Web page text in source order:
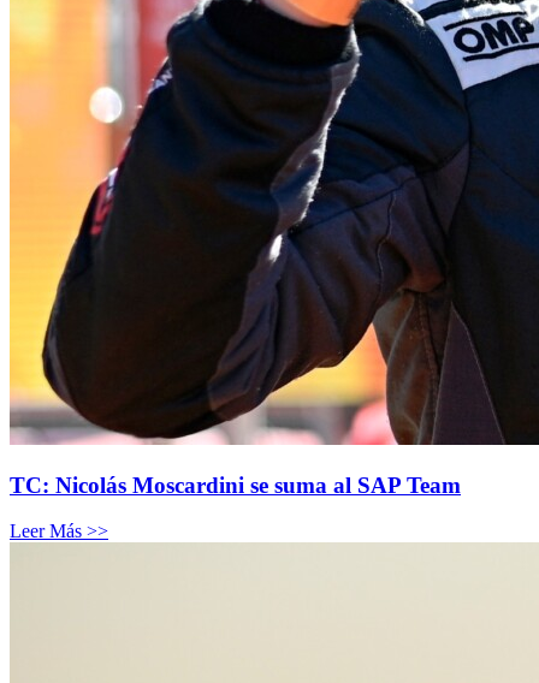
TC: Nicolás Moscardini se suma al SAP Team
Leer Más >>